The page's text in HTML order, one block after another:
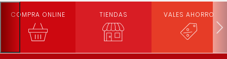
COMPRA ONLINE TIENDAS VALES AHORRO